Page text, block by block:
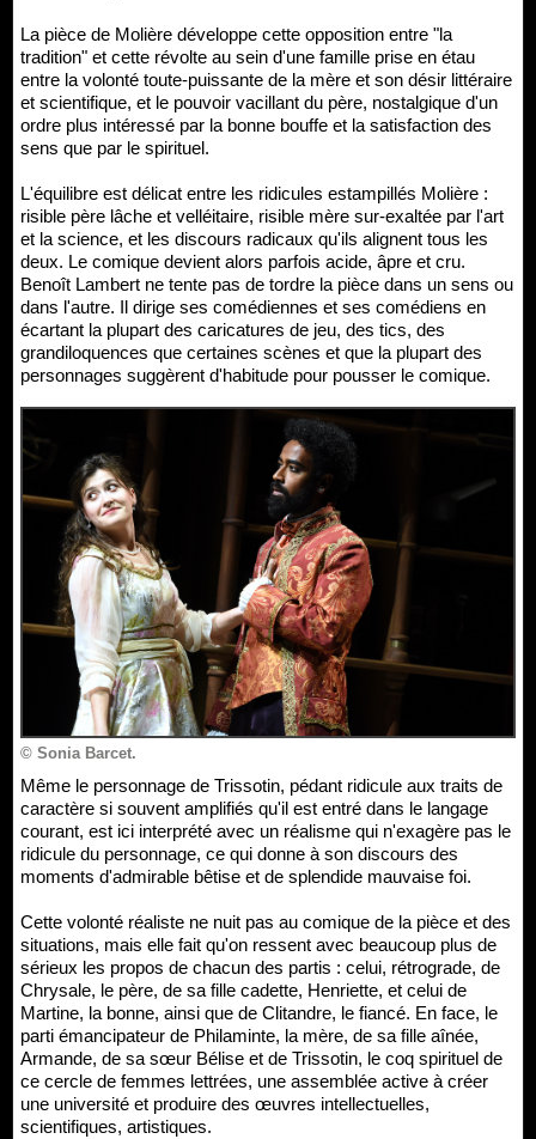
La pièce de Molière développe cette opposition entre "la
tradition" et cette révolte au sein d'une famille prise en étau
entre la volonté toute-puissante de la mère et son désir littéraire
et scientifique, et le pouvoir vacillant du père, nostalgique d'un
ordre plus intéressé par la bonne bouffe et la satisfaction des
sens que par le spirituel.
L'équilibre est délicat entre les ridicules estampillés Molière :
risible père lâche et velléitaire, risible mère sur-exaltée par l'art
et la science, et les discours radicaux qu'ils alignent tous les
deux. Le comique devient alors parfois acide, âpre et cru.
Benoît Lambert ne tente pas de tordre la pièce dans un sens ou
dans l'autre. Il dirige ses comédiennes et ses comédiens en
écartant la plupart des caricatures de jeu, des tics, des
grandiloquences que certaines scènes et que la plupart des
personnages suggèrent d'habitude pour pousser le comique.
© Sonia Barcet.
Même le personnage de Trissotin, pédant ridicule aux traits de
caractère si souvent amplifiés qu'il est entré dans le langage
courant, est ici interprété avec un réalisme qui n'exagère pas le
ridicule du personnage, ce qui donne à son discours des
moments d'admirable bêtise et de splendide mauvaise foi.
Cette volonté réaliste ne nuit pas au comique de la pièce et des
situations, mais elle fait qu'on ressent avec beaucoup plus de
sérieux les propos de chacun des partis : celui, rétrograde, de
Chrysale, le père, de sa fille cadette, Henriette, et celui de
Martine, la bonne, ainsi que de Clitandre, le fiancé. En face, le
parti émancipateur de Philaminte, la mère, de sa fille aînée,
Armande, de sa sœur Bélise et de Trissotin, le coq spirituel de
ce cercle de femmes lettrées, une assemblée active à créer
une université et produire des œuvres intellectuelles,
scientifiques, artistiques.